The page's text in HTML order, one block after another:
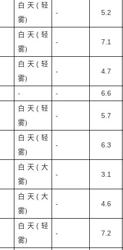
白天 ( 轻
雾)
- 5.2
白天 ( 轻
雾)
- 7.1
白天 ( 轻
雾)
- 4.7
- - 6.6
白天 ( 轻
雾)
- 5.7
白天 ( 轻
雾)
- 6.3
白天 ( 大
雾)
- 3.1
白天 ( 大
雾)
- 4.6
白天 ( 轻
雾)
- 7.2